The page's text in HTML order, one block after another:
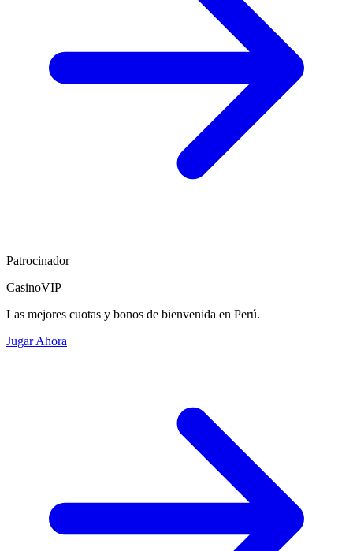
Patrocinador
CasinoVIP
Las mejores cuotas y bonos de bienvenida en Perú.
Jugar Ahora